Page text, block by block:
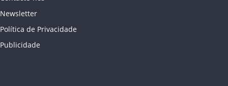
Newsletter
Política de Privacidade
Publicidade